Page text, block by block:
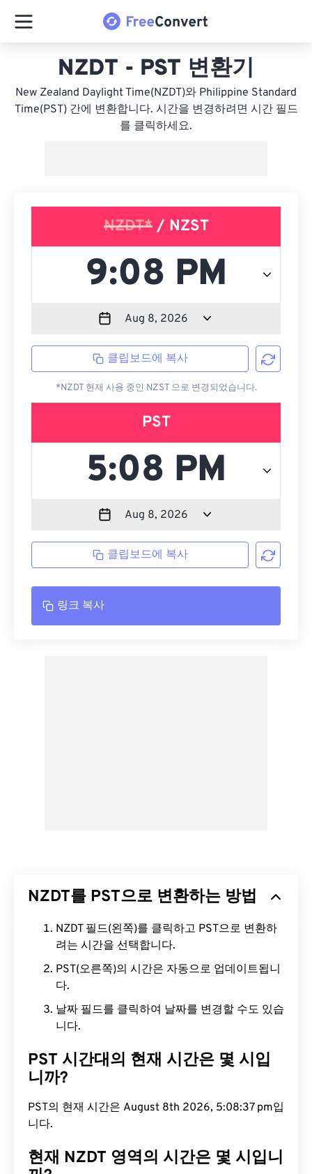
NZDT - PST 변환기
New Zealand Daylight Time(NZDT)와 Philippine Standard
Time(PST) 간에 변환합니다. 시간을 변경하려면 시간 필드
를 클릭하세요.
NZDT*/ NZST
클립보드에 복사
*NZDT 현재 사용 중인 NZST 으로 변경되었습니다.
PST
클립보드에 복사
링크 복사
NZDT를 PST으로 변환하는 방법
NZDT 필드(왼쪽)를 클릭하고 PST으로 변환하
려는 시간을 선택합니다.
PST(오른쪽)의 시간은 자동으로 업데이트됩니
다.
날짜 필드를 클릭하여 날짜를 변경할 수도 있습
니다.
PST 시간대의 현재 시간은 몇 시입
니까?
PST의 현재 시간은 August 8th 2026, 5:08:38 pm
입니다.
현재 NZDT 영역의 시간은 몇 시입니